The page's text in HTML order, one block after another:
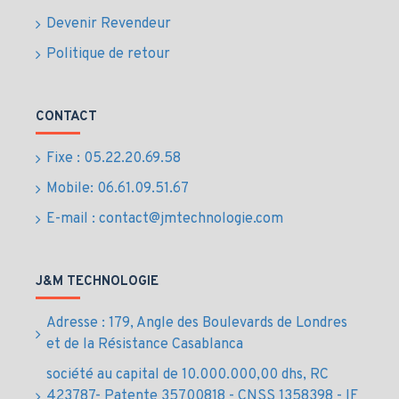
Avantages et usages
du SSD 256GB Lexar
NM620
Démarrage rapide des systèmes et applications
Optimisation des performances pour logiciels
Gestion efficace des fichiers et données
Installation simple avec support technique
Livraison sécurisée et rapide partout au Maroc
Prix au Maroc du
Devenir Revendeur
Politique de retour
CONTACT
Fixe : 05.22.20.69.58
Mobile: 06.61.09.51.67
E-mail : contact@jmtechnologie.com
J&M TECHNOLOGIE
Adresse : 179, Angle des Boulevards de Londres
et de la Résistance Casablanca
société au capital de 10.000.000,00 dhs, RC